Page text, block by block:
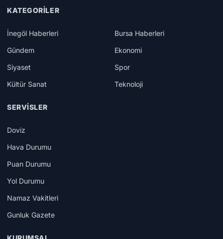
KATEGORILER
İnegöl Haberleri
Bursa Haberleri
Gündem
Ekonomi
Siyaset
Spor
Kültür Sanat
Teknoloji
SERVISLER
Doviz
Hava Durumu
Puan Durumu
Yol Durumu
Namaz Vakitleri
Gunluk Gazete